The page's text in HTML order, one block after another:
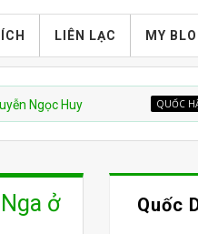
LIÊN LẠC MY
Huy QUỐC HẬN 30
ở
Quốc